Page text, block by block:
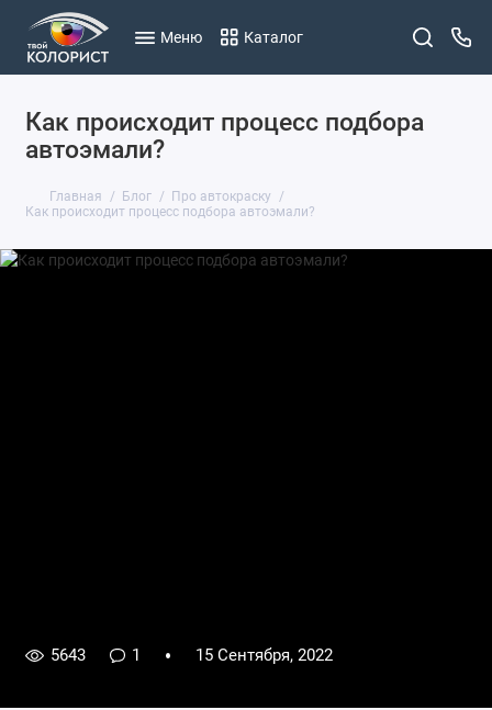
Меню Каталог
Как происходит процесс подбора
автоэмали?
Главная Блог
Про автокраску
Как происходит процесс подбора автоэмали?
5643 1 15 Сентября, 2022